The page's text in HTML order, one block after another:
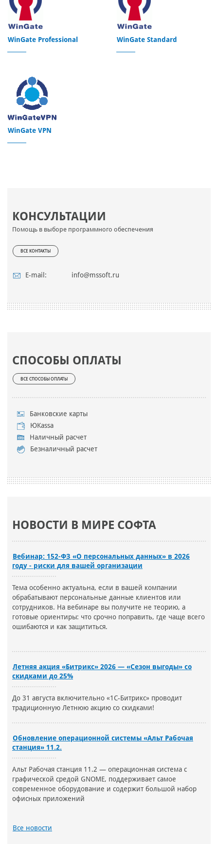
КОНСУЛЬТАЦИИ
Помощь в выборе программного обеспечения
ВСЕ КОНТАКТЫ
E-mail: info@mssoft.ru
СПОСОБЫ ОПЛАТЫ
ВСЕ СПОСОБЫ ОПЛАТЫ
Банковские карты
ЮKassa
Наличный расчет
Безналичный расчет
НОВОСТИ В МИРЕ СОФТА
Вебинар: 152-ФЗ «О персональных данных» в 2026
году - риски для вашей организации
Тема особенно актуальна, если в вашей компании
обрабатывают персональные данные клиентов или
сотрудников. На вебинаре вы получите не теорию, а
готовые ориентиры: что срочно поправить, где чаще всего
ошибаются и как защититься.
Летняя акция «Битрикс» 2026 — «Сезон выгоды» со
скидками до 25%
До 31 августа включительно «1С-Битрикс» проводит
традиционную Летнюю акцию со скидками!
Обновление операционной системы «Альт Рабочая
станция» 11.2.
Альт Рабочая станция 11.2 — операционная система с
графической средой GNOME, поддерживает самое
современное оборудование и содержит большой набор
офисных приложений
Все новости
WinGate Professional WinGate Standard
WinGate VPN